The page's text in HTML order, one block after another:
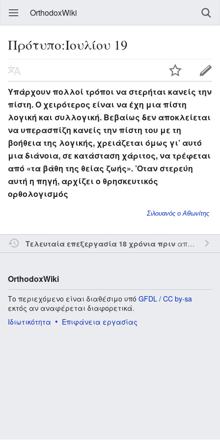
OrthodoxWiki
Πρότυπο:Ιουλίου 19
Υπάρχουν πολλοί τρόποι να στερήται κανείς την
πίστη. Ο χειρότερος είναι να έχη μια πίστη
λογική και συλλογική. Βεβαίως δεν αποκλείεται
να υπερασπίζη κανείς την πίστη του με τη
βοήθεια της λογικής, χρειάζεται όμως γι’ αυτό
μια διάνοια, σε κατάσταση χάριτος, να τρέφεται
από «τα βάθη της θείας ζωής». ’Οταν στερεύη
αυτή η πηγή, αρχίζει ο θρησκευτικός
ορθολογισμός
Σιλουανός ο Αθωνίτης
Τελευταία επεξεργασία 18 χρόνια πριναπό τον την
OrthodoxWiki
Το περιεχόμενο είναι διαθέσιμο υπό GFDL / CC by-sa
εκτός αν αναφέρεται διαφορετικά.
Ιδιωτικότητα
Επιφάνεια εργασίας